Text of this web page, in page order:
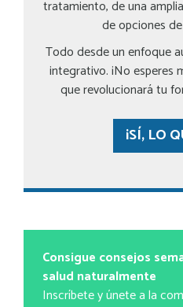
tratamiento, de una
de opciones
Todo desde un enfoque
integrativo. ¡No esperes
que revolucionará tu
¡SÍ, LO
Consigue consejos
salud naturalmente
Inscríbete y únete a la